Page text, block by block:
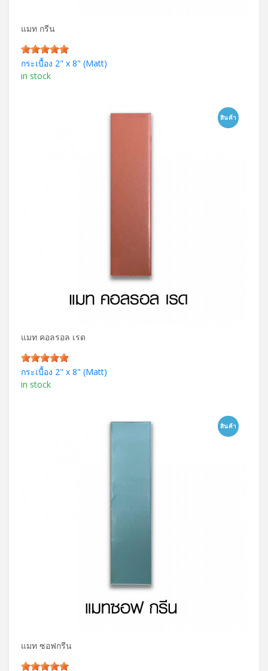
แมท กรีน
กระเบื้อง 2" x 8" (Matt)
in stock
สินค้า
แมท คอลรอล เรด
กระเบื้อง 2" x 8" (Matt)
in stock
สินค้า
แมท ซอฟกรีน